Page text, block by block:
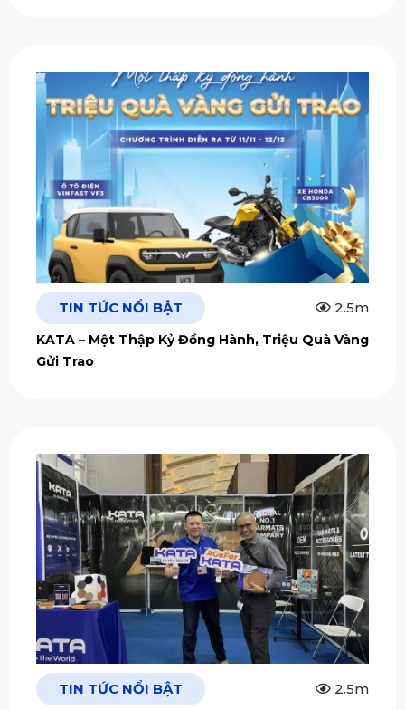
TIN TỨC NỔI BẬT 2.5m
KATA – Một Thập Kỷ Đồng Hành, Triệu Quà Vàng
Gửi Trao
TIN TỨC NỔI BẬT 2.5m